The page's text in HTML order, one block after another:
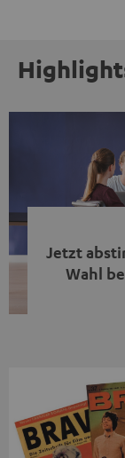
Jetzt
Wahl
Streaming-
moderne
einem
Sound heute